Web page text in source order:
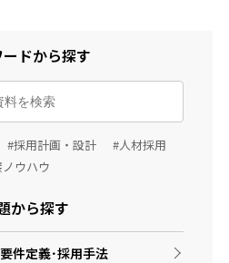
ドから探す
#採用計画・設計
#人材採用
ウハウ
から探す
件定義･採用手法